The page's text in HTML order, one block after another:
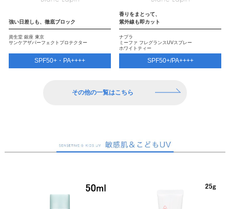
強い日差しも、徹底ブロック
資生堂 銀座 東京
サンケアザパーフェクトプロテクター
SPF50+・PA++++
香りをまとって、
紫外線も即カット
ナプラ
ミーファ フレグランスUVスプレー
ホワイトティー
SPF50+/PA++++
その他の一覧はこちら